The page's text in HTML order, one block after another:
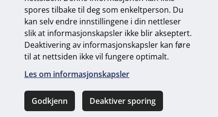
spores tilbake til deg som enkeltperson. Du
kan selv endre innstillingene i din nettleser
slik at informasjonskapsler ikke blir akseptert.
Deaktivering av informasjonskapsler kan føre
til at nettsiden ikke vil fungere optimalt.
Les om informasjonskapsler
Godkjenn Deaktiver sporing
Ring oss Kontakt oss
Universelt utformet nettside fra Digitalt Byrå